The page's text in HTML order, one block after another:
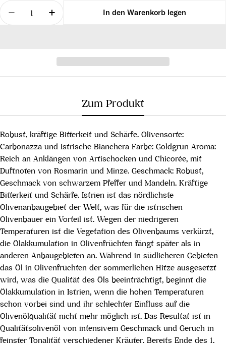
Menge
Menge für Chiavalon, ATILIO, 500 ml verringern
Menge für Chiavalon, ATILIO, 500 ml
In den Warenkorb legen
Zum Produkt
Robust, kräftige Bitterkeit und Schärfe. Olivensorte:
Carbonazza und Istrische Bianchera Farbe: Goldgrün Aroma:
Reich an Anklängen von Artischocken und Chicorée, mit
Duftnoten von Rosmarin und Minze. Geschmack: Robust,
Geschmack von schwarzem Pfeffer und Mandeln. Kräftige
Bitterkeit und Schärfe. Istrien ist das nördlichste
Olivenanbaugebiet der Welt, was für die istrischen
Olivenbauer ein Vorteil ist. Wegen der niedrigeren
Temperaturen ist die Vegetation des Olivenbaums verkürzt,
die Ölakkumulation in Olivenfrüchten fängt später als in
anderen Anbaugebieten an. Während in südlicheren Gebieten
das Öl in Olivenfrüchten der sommerlichen Hitze ausgesetzt
wird, was die Qualität des Öls beeinträchtigt, beginnt die
Ölakkumulation in Istrien, wenn die hohen Temperaturen
schon vorbei sind und ihr schlechter Einfluss auf die
Olivenölqualität nicht mehr möglich ist. Das Resultat ist in
Qualitätsolivenöl von intensivem Geschmack und Geruch in
feinster Tonalität verschiedener Kräuter. Bereits Ende des 1.